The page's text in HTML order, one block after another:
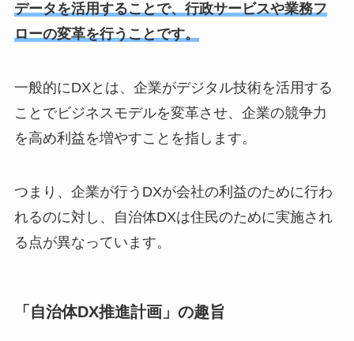
データを活用することで、行政サービスや業務フ
ローの変革を行うことです。
一般的にDXとは、企業がデジタル技術を活用する
ことでビジネスモデルを変革させ、企業の競争力
を高め利益を増やすことを指します。
つまり、企業が行うDXが会社の利益のために行わ
れるのに対し、自治体DXは住民のために実施され
る点が異なっています。
「自治体DX推進計画」の趣旨